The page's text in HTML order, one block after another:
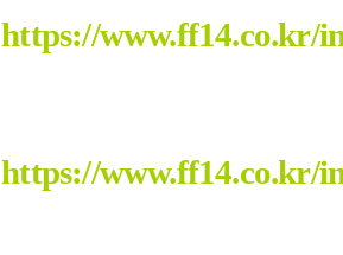
https://www.ff14.co.kr/
https://www.ff14.co.kr/